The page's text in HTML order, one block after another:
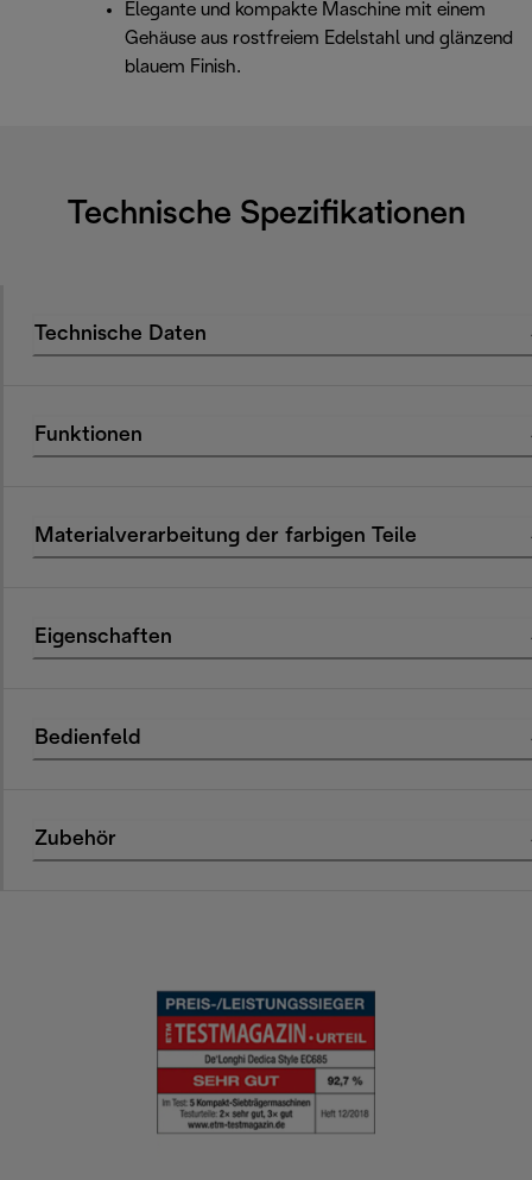
Elegante und kompakte Maschine mit einem
Gehäuse aus rostfreiem Edelstahl und glänzend
blauem Finish.
Technische Spezifikationen
Technische Daten
Funktionen
Materialverarbeitung der farbigen Teile
Eigenschaften
Bedienfeld
Zubehör